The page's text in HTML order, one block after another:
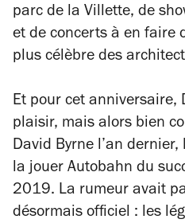
parc de la Villette, de
et de concerts à en faire
plus célèbre des
Et pour cet anniversaire,
plaisir, mais alors bien
David Byrne l’an
la jouer Autobahn du
2019. La rumeur avait
désormais officiel : les